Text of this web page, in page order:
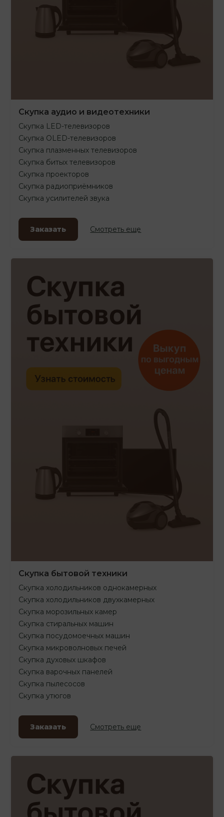
Скупка аудио и видеотехники
Скупка LED-телевизоров
Скупка OLED-телевизоров
Скупка плазменных телевизоров
Скупка битых телевизоров
Скупка проекторов
Скупка радиоприёмников
Скупка усилителей звука
Заказать Смотреть еще
Скупка бытовой техники
Скупка холодильников однокамерных
Скупка холодильников двухкамерных
Скупка морозильных камер
Скупка стиральных машин
Скупка посудомоечных машин
Скупка микроволновых печей
Скупка духовых шкафов
Скупка варочных панелей
Скупка пылесосов
Скупка утюгов
Заказать Смотреть еще